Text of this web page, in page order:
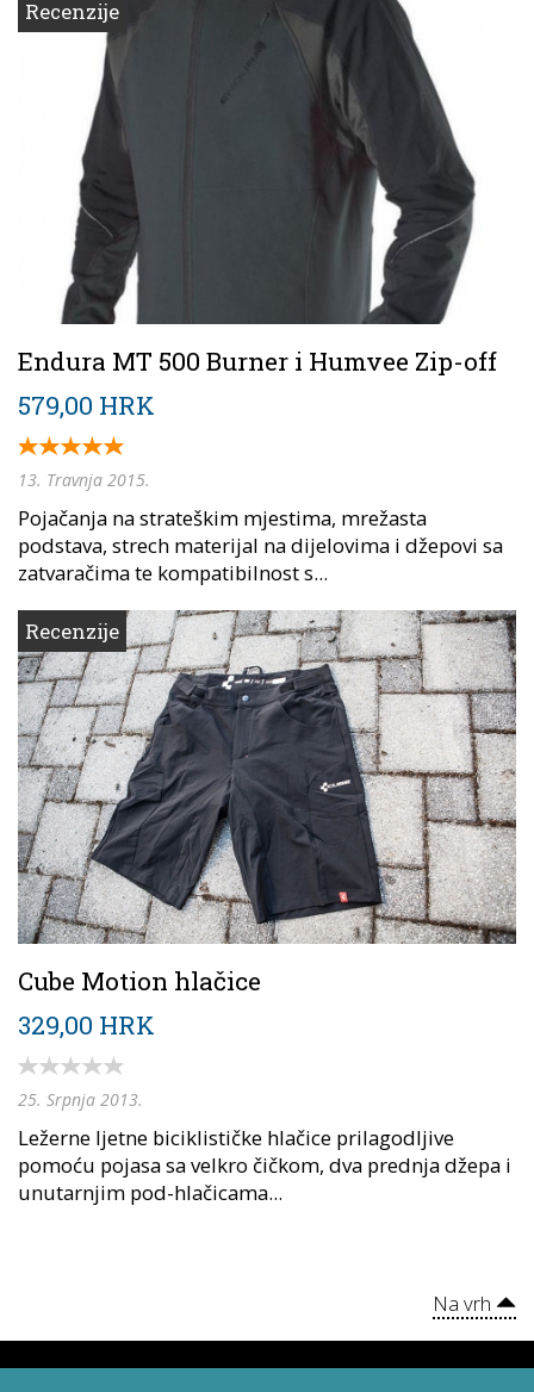
Recenzije
Endura MT 500 Burner i Humvee Zip-off
579,00 HRK
13. Travnja 2015.
Pojačanja na strateškim mjestima, mrežasta
podstava, strech materijal na dijelovima i džepovi sa
zatvaračima te kompatibilnost s...
Recenzije
Cube Motion hlačice
329,00 HRK
25. Srpnja 2013.
Ležerne ljetne biciklističke hlačice prilagodljive
pomoću pojasa sa velkro čičkom, dva prednja džepa i
unutarnjim pod-hlačicama...
Na vrh